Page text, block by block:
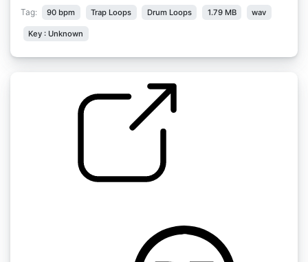
Tag: 90 bpm Trap Loops Drum Loops 1.79 MB wav
Key : Unknown